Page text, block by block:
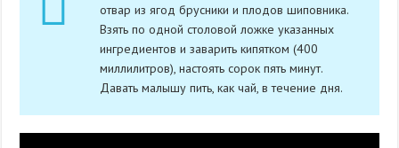
отвар из ягод брусники и плодов шиповника.
Взять по одной столовой ложке указанных
ингредиентов и заварить кипятком (400
миллилитров), настоять сорок пять минут.
Давать малышу пить, как чай, в течение дня.